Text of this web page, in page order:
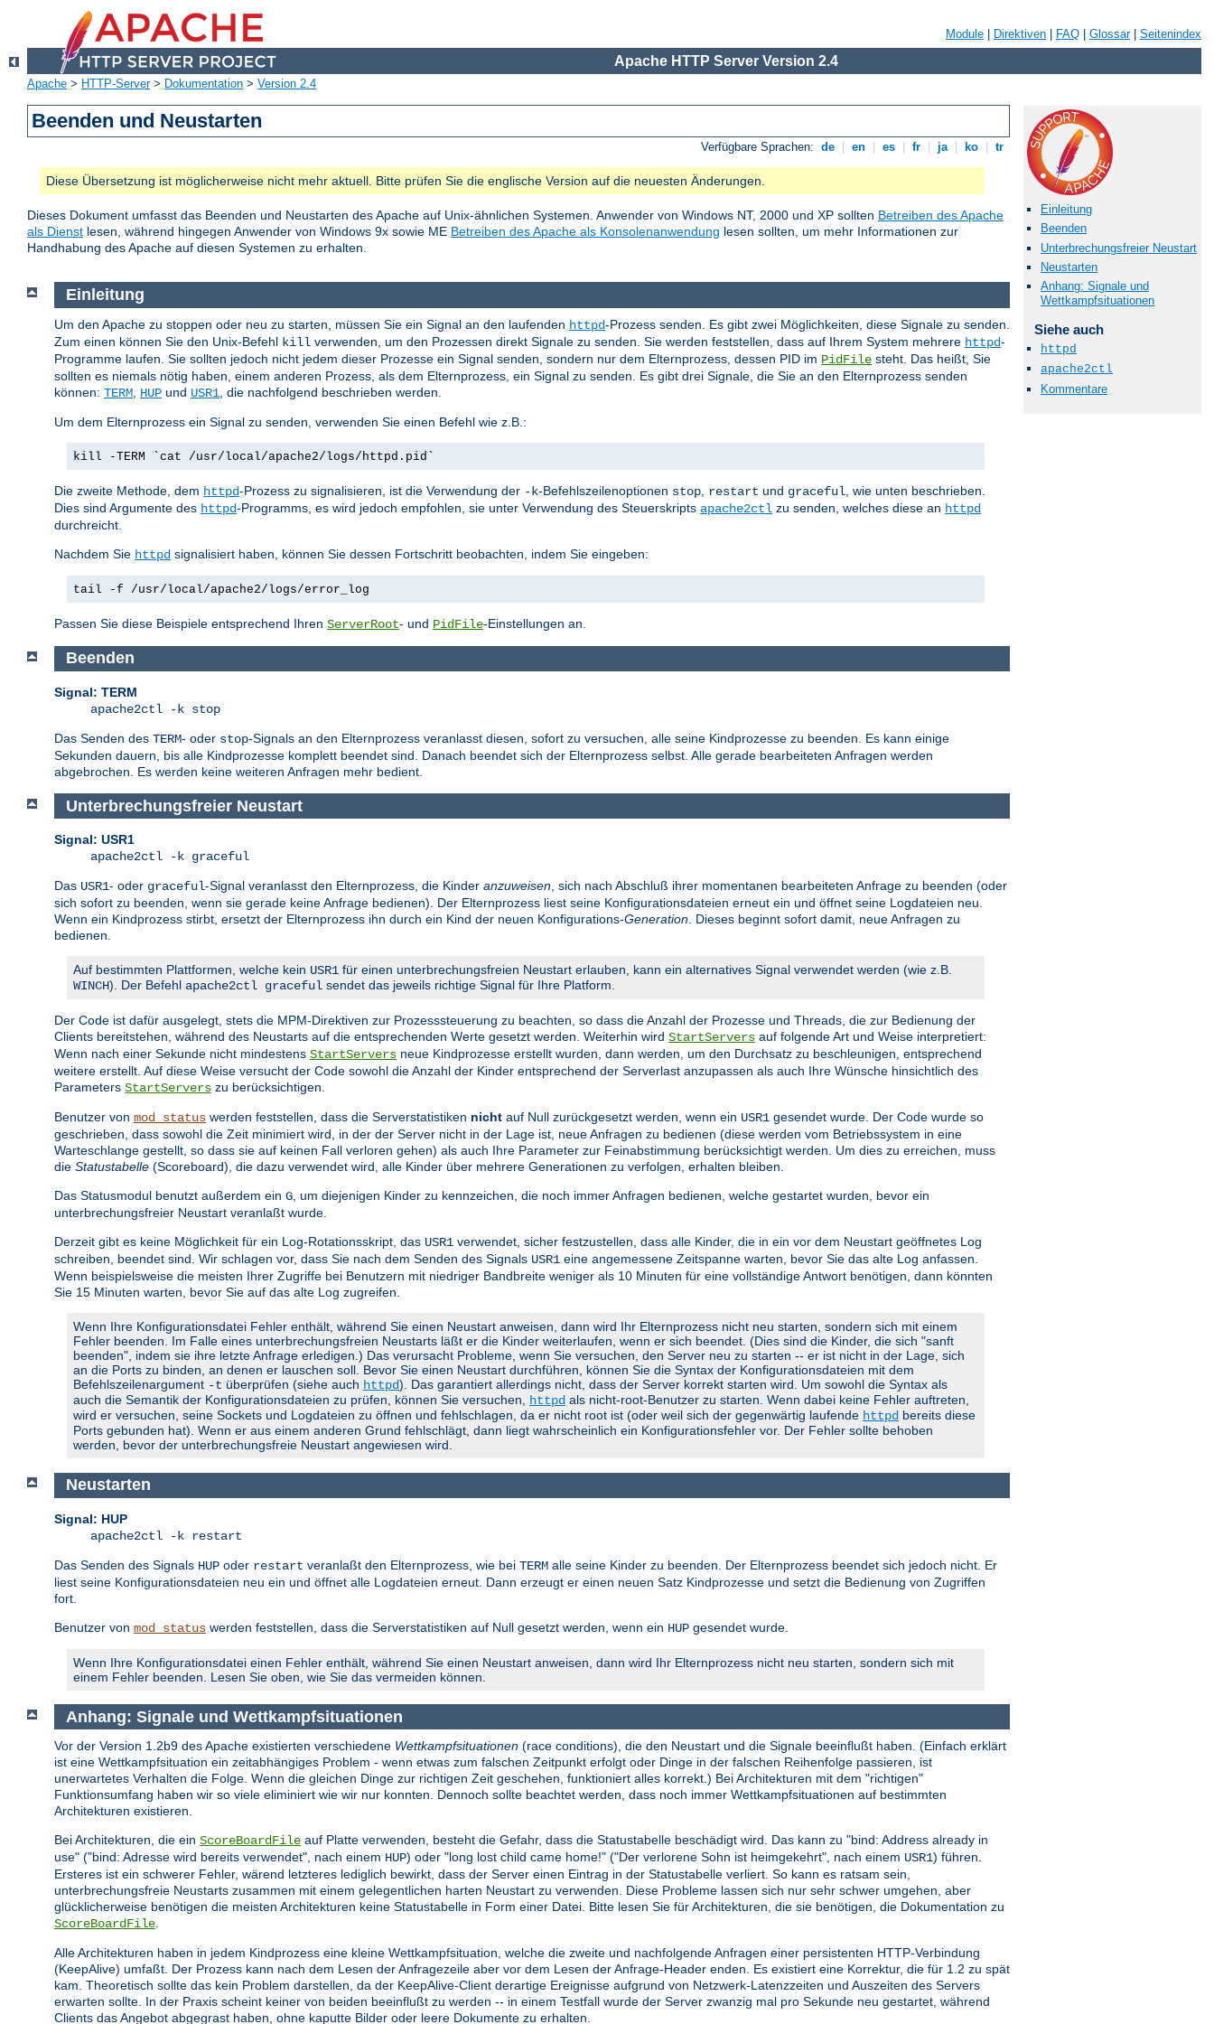
Module Direktiven FAQ Glossar| Seitenindex
Apache HTTP Server Version 2.4
Apache > HTTP-Server> Dokumentation > Version 2.4
Beenden und Neustarten
Verfügbare Sprachen: de en es fr ja ko tr
Diese Übersetzung ist möglicherweise nicht mehr aktuell. Bitte prüfen Sie die englische Version auf die neuesten Änderungen.
Dieses Dokument umfasst das Beenden und Neustarten des Apache auf Unix-ähnlichen Systemen. Anwender von Windows NT, 2000 und XP sollten Betreiben des Apache
als Dienst lesen, während hingegen Anwender von Windows 9x sowie ME Betreiben des Apache als Konsolenanwendung lesen sollten, um mehr Informationen zur
Handhabung des Apache auf diesen Systemen zu erhalten.
Einleitung
Beenden
Unterbrechungsfreier Neustart
Neustarten
Anhang: Signale und
Wettkampfsituationen
Siehe auch
httpd
apache2ctl
Kommentare
Einleitung
Um den Apache zu stoppen oder neu zu starten, müssen Sie ein Signal an den laufenden httpd-Prozess senden. Es gibt zwei Möglichkeiten, diese Signale zu senden.
Zum einen können Sie den Unix-Befehl kill verwenden, um den Prozessen direkt Signale zu senden. Sie werden feststellen, dass auf Ihrem System mehrere httpd-
Programme laufen. Sie sollten jedoch nicht jedem dieser Prozesse ein Signal senden, sondern nur dem Elternprozess, dessen PID im PidFile steht. Das heißt, Sie
sollten es niemals nötig haben, einem anderen Prozess, als dem Elternprozess, ein Signal zu senden. Es gibt drei Signale, die Sie an den Elternprozess senden
können: TERM HUP und USR1 , die nachfolgend beschrieben werden.
Um dem Elternprozess ein Signal zu senden, verwenden Sie einen Befehl wie z.B.:
kill -TERM `cat /usr/local/apache2/logs/httpd.pid`
Die zweite Methode, dem httpd-Prozess zu signalisieren, ist die Verwendung der -k-Befehlszeilenoptionen stop restart und graceful , wie unten beschrieben.
Dies sind Argumente des httpd-Programms, es wird jedoch empfohlen, sie unter Verwendung des Steuerskripts apache2ctl zu senden, welches diese an httpd
durchreicht.
Nachdem Sie httpd signalisiert haben, können Sie dessen Fortschritt beobachten, indem Sie eingeben:
tail -f /usr/local/apache2/logs/error_log
Passen Sie diese Beispiele entsprechend Ihren ServerRoot- und PidFile-Einstellungen an.
Beenden
Signal: TERM
apache2ctl -k stop
Das Senden des TERM- oder stop-Signals an den Elternprozess veranlasst diesen, sofort zu versuchen, alle seine Kindprozesse zu beenden. Es kann einige
Sekunden dauern, bis alle Kindprozesse komplett beendet sind. Danach beendet sich der Elternprozess selbst. Alle gerade bearbeiteten Anfragen werden
abgebrochen. Es werden keine weiteren Anfragen mehr bedient.
Unterbrechungsfreier Neustart
Signal: USR1
apache2ctl -k graceful
Das USR1- oder graceful-Signal veranlasst den Elternprozess, die Kinder anzuweisen, sich nach Abschluß ihrer momentanen bearbeiteten Anfrage zu beenden (oder
sich sofort zu beenden, wenn sie gerade keine Anfrage bedienen). Der Elternprozess liest seine Konfigurationsdateien erneut ein und öffnet seine Logdateien neu.
Wenn ein Kindprozess stirbt, ersetzt der Elternprozess ihn durch ein Kind der neuen Konfigurations-Generation. Dieses beginnt sofort damit, neue Anfragen zu
bedienen.
Auf bestimmten Plattformen, welche kein USR1 für einen unterbrechungsfreien Neustart erlauben, kann ein alternatives Signal verwendet werden (wie z.B.
WINCH). Der Befehl apache2ctl graceful sendet das jeweils richtige Signal für Ihre Platform.
Der Code ist dafür ausgelegt, stets die MPM-Direktiven zur Prozesssteuerung zu beachten, so dass die Anzahl der Prozesse und Threads, die zur Bedienung der
Clients bereitstehen, während des Neustarts auf die entsprechenden Werte gesetzt werden. Weiterhin wird StartServers auf folgende Art und Weise interpretiert:
Wenn nach einer Sekunde nicht mindestens StartServers neue Kindprozesse erstellt wurden, dann werden, um den Durchsatz zu beschleunigen, entsprechend
weitere erstellt. Auf diese Weise versucht der Code sowohl die Anzahl der Kinder entsprechend der Serverlast anzupassen als auch Ihre Wünsche hinsichtlich des
Parameters StartServers zu berücksichtigen.
Benutzer von mod_status werden feststellen, dass die Serverstatistiken nicht auf Null zurückgesetzt werden, wenn ein USR1 gesendet wurde. Der Code wurde so
geschrieben, dass sowohl die Zeit minimiert wird, in der der Server nicht in der Lage ist, neue Anfragen zu bedienen (diese werden vom Betriebssystem in eine
Warteschlange gestellt, so dass sie auf keinen Fall verloren gehen) als auch Ihre Parameter zur Feinabstimmung berücksichtigt werden. Um dies zu erreichen, muss
die Statustabelle (Scoreboard), die dazu verwendet wird, alle Kinder über mehrere Generationen zu verfolgen, erhalten bleiben.
Das Statusmodul benutzt außerdem ein G, um diejenigen Kinder zu kennzeichen, die noch immer Anfragen bedienen, welche gestartet wurden, bevor ein
unterbrechungsfreier Neustart veranlaßt wurde.
Derzeit gibt es keine Möglichkeit für ein Log-Rotationsskript, das USR1 verwendet, sicher festzustellen, dass alle Kinder, die in ein vor dem Neustart geöffnetes Log
schreiben, beendet sind. Wir schlagen vor, dass Sie nach dem Senden des Signals USR1 eine angemessene Zeitspanne warten, bevor Sie das alte Log anfassen.
Wenn beispielsweise die meisten Ihrer Zugriffe bei Benutzern mit niedriger Bandbreite weniger als 10 Minuten für eine vollständige Antwort benötigen, dann könnten
Sie 15 Minuten warten, bevor Sie auf das alte Log zugreifen.
Wenn Ihre Konfigurationsdatei Fehler enthält, während Sie einen Neustart anweisen, dann wird Ihr Elternprozess nicht neu starten, sondern sich mit einem
Fehler beenden. Im Falle eines unterbrechungsfreien Neustarts läßt er die Kinder weiterlaufen, wenn er sich beendet. (Dies sind die Kinder, die sich "sanft
beenden", indem sie ihre letzte Anfrage erledigen.) Das verursacht Probleme, wenn Sie versuchen, den Server neu zu starten -- er ist nicht in der Lage, sich
an die Ports zu binden, an denen er lauschen soll. Bevor Sie einen Neustart durchführen, können Sie die Syntax der Konfigurationsdateien mit dem
Befehlszeilenargument -t überprüfen (siehe auch httpd). Das garantiert allerdings nicht, dass der Server korrekt starten wird. Um sowohl die Syntax als
auch die Semantik der Konfigurationsdateien zu prüfen, können Sie versuchen, httpd als nicht-root-Benutzer zu starten. Wenn dabei keine Fehler auftreten,
wird er versuchen, seine Sockets und Logdateien zu öffnen und fehlschlagen, da er nicht root ist (oder weil sich der gegenwärtig laufende httpd bereits diese
Ports gebunden hat). Wenn er aus einem anderen Grund fehlschlägt, dann liegt wahrscheinlich ein Konfigurationsfehler vor. Der Fehler sollte behoben
werden, bevor der unterbrechungsfreie Neustart angewiesen wird.
Neustarten
Signal: HUP
apache2ctl -k restart
Das Senden des Signals HUP oder restart veranlaßt den Elternprozess, wie bei TERM alle seine Kinder zu beenden. Der Elternprozess beendet sich jedoch nicht. Er
liest seine Konfigurationsdateien neu ein und öffnet alle Logdateien erneut. Dann erzeugt er einen neuen Satz Kindprozesse und setzt die Bedienung von Zugriffen
fort.
Benutzer von mod_status werden feststellen, dass die Serverstatistiken auf Null gesetzt werden, wenn ein HUP gesendet wurde.
Wenn Ihre Konfigurationsdatei einen Fehler enthält, während Sie einen Neustart anweisen, dann wird Ihr Elternprozess nicht neu starten, sondern sich mit
einem Fehler beenden. Lesen Sie oben, wie Sie das vermeiden können.
Anhang: Signale und Wettkampfsituationen
Vor der Version 1.2b9 des Apache existierten verschiedene Wettkampfsituationen (race conditions), die den Neustart und die Signale beeinflußt haben. (Einfach erklärt
ist eine Wettkampfsituation ein zeitabhängiges Problem - wenn etwas zum falschen Zeitpunkt erfolgt oder Dinge in der falschen Reihenfolge passieren, ist
unerwartetes Verhalten die Folge. Wenn die gleichen Dinge zur richtigen Zeit geschehen, funktioniert alles korrekt.) Bei Architekturen mit dem "richtigen"
Funktionsumfang haben wir so viele eliminiert wie wir nur konnten. Dennoch sollte beachtet werden, dass noch immer Wettkampfsituationen auf bestimmten
Architekturen existieren.
Bei Architekturen, die ein ScoreBoardFile auf Platte verwenden, besteht die Gefahr, dass die Statustabelle beschädigt wird. Das kann zu "bind: Address already in
use" ("bind: Adresse wird bereits verwendet", nach einem HUP) oder "long lost child came home!" ("Der verlorene Sohn ist heimgekehrt", nach einem USR1) führen.
Ersteres ist ein schwerer Fehler, wärend letzteres lediglich bewirkt, dass der Server einen Eintrag in der Statustabelle verliert. So kann es ratsam sein,
unterbrechungsfreie Neustarts zusammen mit einem gelegentlichen harten Neustart zu verwenden. Diese Probleme lassen sich nur sehr schwer umgehen, aber
glücklicherweise benötigen die meisten Architekturen keine Statustabelle in Form einer Datei. Bitte lesen Sie für Architekturen, die sie benötigen, die Dokumentation zu
ScoreBoardFile.
Alle Architekturen haben in jedem Kindprozess eine kleine Wettkampfsituation, welche die zweite und nachfolgende Anfragen einer persistenten HTTP-Verbindung
(KeepAlive) umfaßt. Der Prozess kann nach dem Lesen der Anfragezeile aber vor dem Lesen der Anfrage-Header enden. Es existiert eine Korrektur, die für 1.2 zu spät
kam. Theoretisch sollte das kein Problem darstellen, da der KeepAlive-Client derartige Ereignisse aufgrund von Netzwerk-Latenzzeiten und Auszeiten des Servers
erwarten sollte. In der Praxis scheint keiner von beiden beeinflußt zu werden -- in einem Testfall wurde der Server zwanzig mal pro Sekunde neu gestartet, während
Clients das Angebot abgegrast haben, ohne kaputte Bilder oder leere Dokumente zu erhalten.